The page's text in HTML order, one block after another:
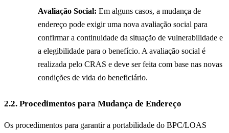
Avaliação Social: Em alguns casos, a mudança de
endereço pode exigir uma nova avaliação social para
confirmar a continuidade da situação de vulnerabilidade e
a elegibilidade para o benefício. A avaliação social é
realizada pelo CRAS e deve ser feita com base nas novas
condições de vida do beneficiário.
2.2. Procedimentos para Mudança de Endereço
Os procedimentos para garantir a portabilidade do BPC/LOAS